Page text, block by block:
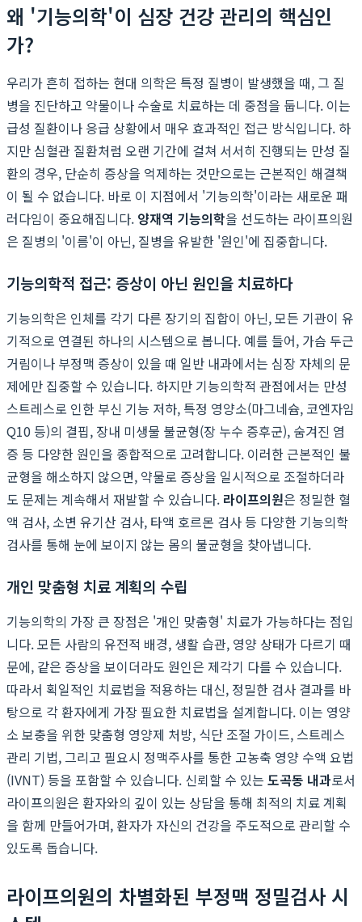
왜 '기능의학'이 심장 건강 관리의 핵심인
가?
우리가 흔히 접하는 현대 의학은 특정 질병이 발생했을 때, 그 질
병을 진단하고 약물이나 수술로 치료하는 데 중점을 둡니다. 이는
급성 질환이나 응급 상황에서 매우 효과적인 접근 방식입니다. 하
지만 심혈관 질환처럼 오랜 기간에 걸쳐 서서히 진행되는 만성 질
환의 경우, 단순히 증상을 억제하는 것만으로는 근본적인 해결책
이 될 수 없습니다. 바로 이 지점에서 '기능의학'이라는 새로운 패
러다임이 중요해집니다. 양재역 기능의학을 선도하는 라이프의원
은 질병의 '이름'이 아닌, 질병을 유발한 '원인'에 집중합니다.
기능의학적 접근: 증상이 아닌 원인을 치료하다
기능의학은 인체를 각기 다른 장기의 집합이 아닌, 모든 기관이 유
기적으로 연결된 하나의 시스템으로 봅니다. 예를 들어, 가슴 두근
거림이나 부정맥 증상이 있을 때 일반 내과에서는 심장 자체의 문
제에만 집중할 수 있습니다. 하지만 기능의학적 관점에서는 만성
스트레스로 인한 부신 기능 저하, 특정 영양소(마그네슘, 코엔자임
Q10 등)의 결핍, 장내 미생물 불균형(장 누수 증후군), 숨겨진 염
증 등 다양한 원인을 종합적으로 고려합니다. 이러한 근본적인 불
균형을 해소하지 않으면, 약물로 증상을 일시적으로 조절하더라
도 문제는 계속해서 재발할 수 있습니다. 라이프의원은 정밀한 혈
액 검사, 소변 유기산 검사, 타액 호르몬 검사 등 다양한 기능의학
검사를 통해 눈에 보이지 않는 몸의 불균형을 찾아냅니다.
개인 맞춤형 치료 계획의 수립
기능의학의 가장 큰 장점은 '개인 맞춤형' 치료가 가능하다는 점입
니다. 모든 사람의 유전적 배경, 생활 습관, 영양 상태가 다르기 때
문에, 같은 증상을 보이더라도 원인은 제각기 다를 수 있습니다.
따라서 획일적인 치료법을 적용하는 대신, 정밀한 검사 결과를 바
탕으로 각 환자에게 가장 필요한 치료법을 설계합니다. 이는 영양
소 보충을 위한 맞춤형 영양제 처방, 식단 조절 가이드, 스트레스
관리 기법, 그리고 필요시 정맥주사를 통한 고농축 영양 수액 요법
(IVNT) 등을 포함할 수 있습니다. 신뢰할 수 있는 도곡동 내과로서
라이프의원은 환자와의 깊이 있는 상담을 통해 최적의 치료 계획
을 함께 만들어가며, 환자가 자신의 건강을 주도적으로 관리할 수
있도록 돕습니다.
라이프의원의 차별화된 부정맥 정밀검사 시